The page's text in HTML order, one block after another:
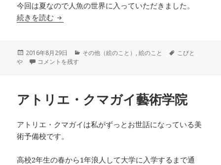
今回は夏なので人魚の世界に入っていただきました。
続きを読む 絵の中にご招待！ようこそ、人魚の世界へ！
投
稿
2016年8月29日
カ
その他（絵のこと） ,絵のこと
タ
こびと
や
絵の中にご招待！ようこそ、人魚の世界へ！ に
コメントを残す
アトリエ・クマガイ藝術学院
アトリエ・クマガイは私がずっとお世話になっている美
術予備校です。
高校2年生の春から1年浪人して大学に入学するまで通